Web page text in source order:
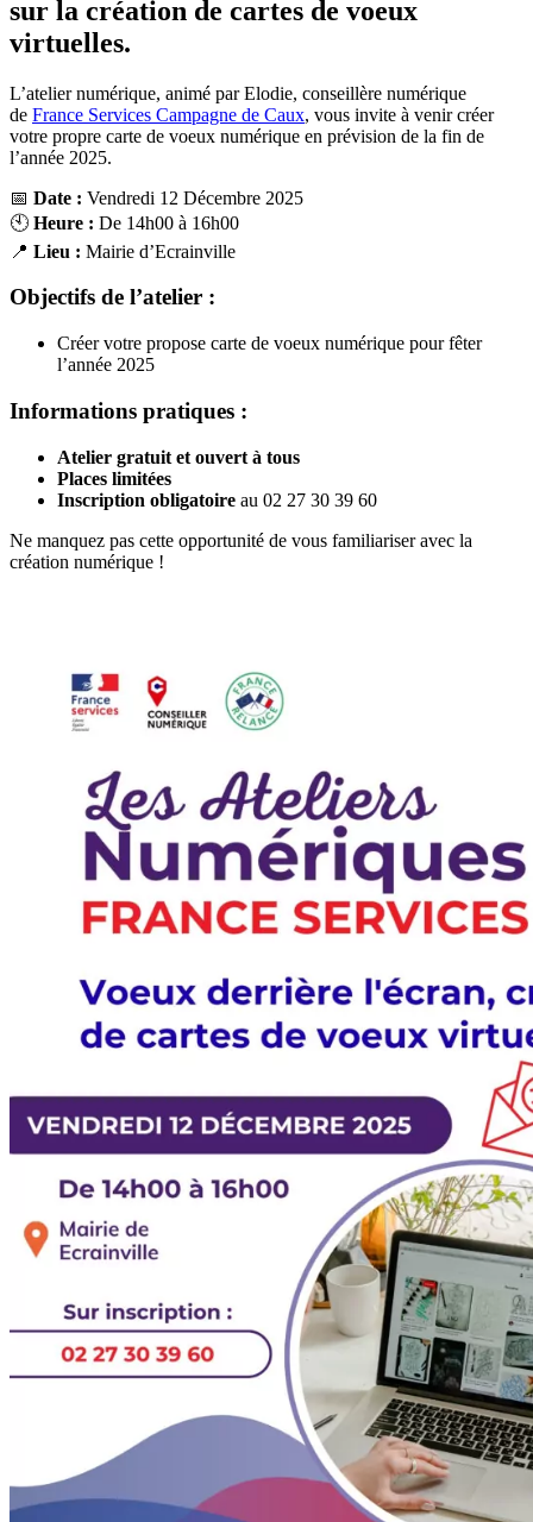
sur la création de cartes de voeux
virtuelles.
L’atelier numérique, animé par Elodie, conseillère numérique
de France Services Campagne de Caux, vous invite à venir créer
votre propre carte de voeux numérique en prévision de la fin de
l’année 2025.
📅 Date : Vendredi 12 Décembre 2025
🕙 Heure : De 14h00 à 16h00
📍 Lieu : Mairie d’Ecrainville
Objectifs de l’atelier :
Créer votre propose carte de voeux numérique pour fêter
l’année 2025
Informations pratiques :
Atelier gratuit et ouvert à tous
Places limitées
Inscription obligatoire au 02 27 30 39 60
Ne manquez pas cette opportunité de vous familiariser avec la
création numérique !